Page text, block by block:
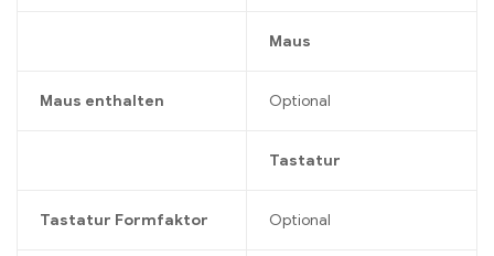
Maus
Maus enthalten Optional
Tastatur
Tastatur Formfaktor Optional